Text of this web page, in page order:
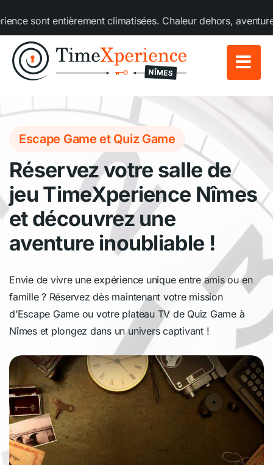
au
contenu
sont entièrement climatisées. Chaleur dehors, aventure
Escape Game et Quiz Game
Réservez votre salle de
jeu TimeXperience Nîmes
et découvrez une
aventure inoubliable !
Envie de vivre une expérience unique entre amis ou en
famille ? Réservez dès maintenant votre mission
d’Escape Game ou votre plateau TV de Quiz Game à
Nîmes et plongez dans un univers captivant !